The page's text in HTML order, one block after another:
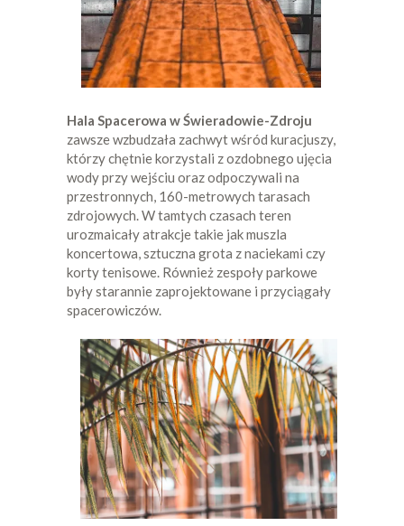
Hala Spacerowa w Świeradowie-Zdroju
zawsze wzbudzała zachwyt wśród kuracjuszy,
którzy chętnie korzystali z ozdobnego ujęcia
wody przy wejściu oraz odpoczywali na
przestronnych, 160-metrowych tarasach
zdrojowych. W tamtych czasach teren
urozmaicały atrakcje takie jak muszla
koncertowa, sztuczna grota z naciekami czy
korty tenisowe. Również zespoły parkowe
były starannie zaprojektowane i przyciągały
spacerowiczów.